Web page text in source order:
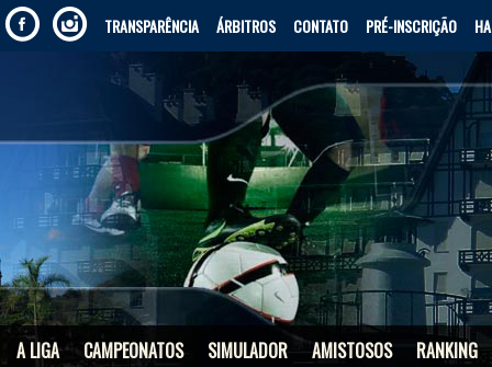
TRANSPARÊNCIA ÁRBITROS CONTATO PRÉ-INSCRIÇÃO
A LIGA CAMPEONATOS SIMULADOR AMISTOSOS RANKING